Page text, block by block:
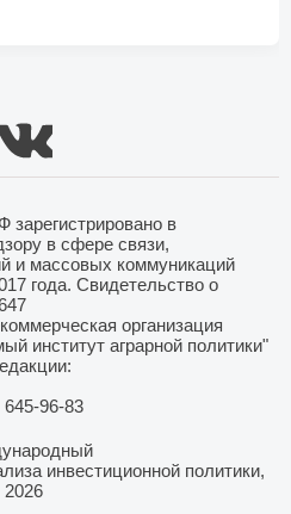
в
в сфере связи,
и массовых коммуникаций
года. Свидетельство о
организация
институт аграрной политики"
96-83
инвестиционной политики,
2026